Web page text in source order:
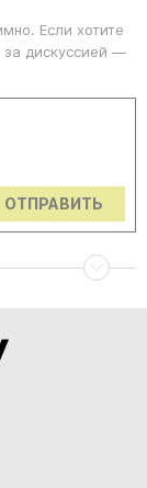
Если хотите
дискуссией —
ОТПРАВИТЬ